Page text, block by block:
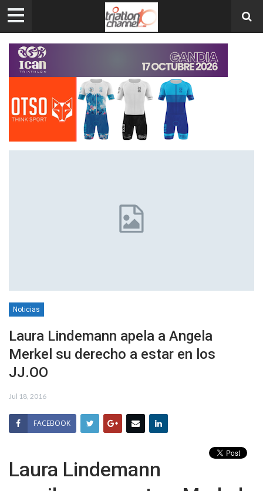
Noticias
Laura Lindemann apela a Angela
Merkel su derecho a estar en los
JJ.OO
Jul 18, 2016
FACEBOOK
Laura Lindemann